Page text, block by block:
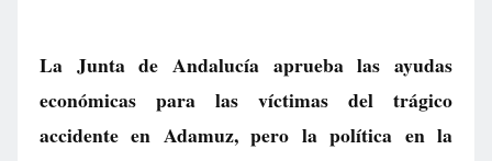
La Junta de Andalucía aprueba las ayudas
económicas para las víctimas del trágico
accidente en Adamuz, pero la política en la